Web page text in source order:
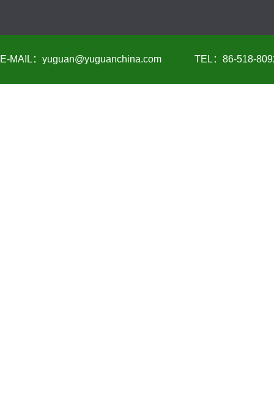
E-MAIL：yuguan@yuguanchina.com TEL：86-518-